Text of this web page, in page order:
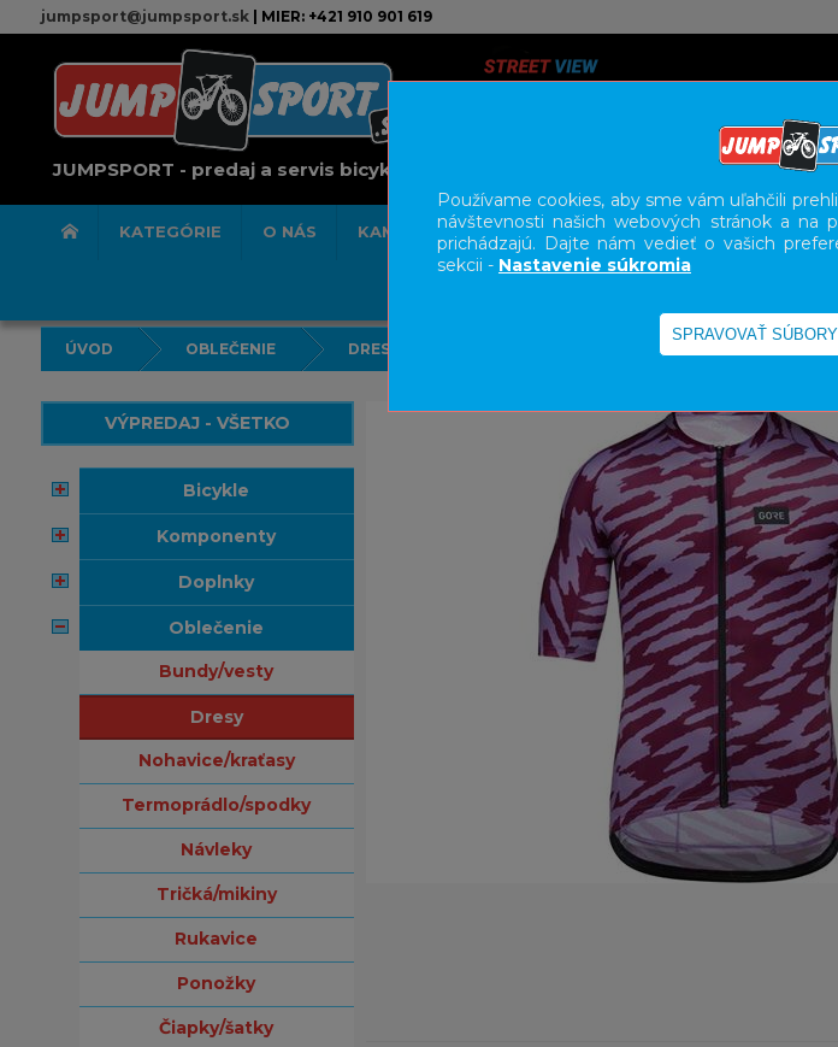
jumpsport@jumpsport.sk| MIER: +421 910 901 619
JUMPSPORT - predaj a servis bicyklov
KATEGÓRIE O NÁS KAMENNÁ PREDAJNA SERVIS SLUŽBY
ÚVOD OBLEČENIE DRESY
VÝPREDAJ - VŠETKO
bicykle
komponenty
doplnky
oblečenie
bundy/vesty
dresy
nohavice/kraťasy
termoprádlo/spodky
návleky
tričká/mikiny
rukavice
ponožky
čiapky/šatky
Používame cookies, aby sme vám uľahčili
návštevnosti našich webových stránok a na
prichádzajú. Dajte nám vedieť o vašich
sekcii - Nastavenie súkromia